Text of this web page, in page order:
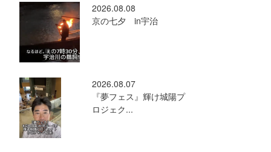
2026.08.08
京の七夕 in宇治
2026.08.07
『夢フェス』輝け城陽プ
ロジェク...